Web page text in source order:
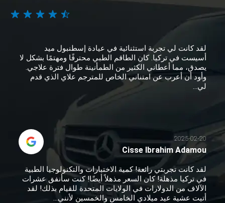
لقد كانت لي تجربة استثنائية في عيادة إسطنبول ميد
أسيست في تركيا. كان الطاقم الطبي محترفًا ومهتمًا بشكل لا
يصدق، مما أعطاني الكثير من الطمأنينة طوال فترة علاجي.
وأود أن أعرب عن امتناني الخاص للمترجم علاي الذي قدم
لي...
2025-02-20
Cisse Ibrahim Adamou
لقد كانت تجربتي رائعة! كمية الاختبارات والتكنولوجيا الطبية
في تركيا مذهلة! كان السعر مذهلاً أيضًا! كنت سأنفق عشرات
الآلاف من الدولارات في الولايات المتحدة للقيام بذلك! لقد
أتيت عشية عيد ميلادي الخامس والخمسين لأنني...